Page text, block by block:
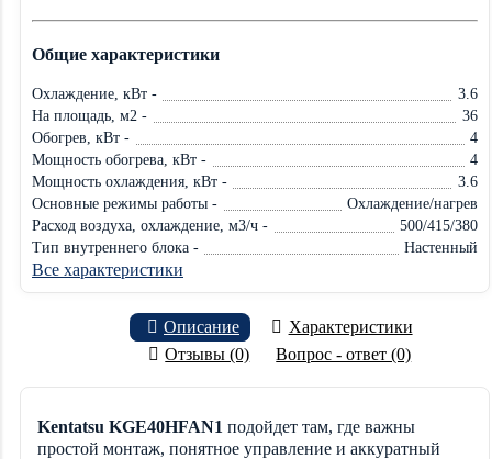
Общие характеристики
Охлаждение, кВт -
3.6
На площадь, м2 -
36
Обогрев, кВт -
4
Мощность обогрева, кВт -
4
Мощность охлаждения, кВт -
3.6
Основные режимы работы -
Охлаждение/нагрев
Расход воздуха, охлаждение, м3/ч -
500/415/380
Тип внутреннего блока -
Настенный
Все характеристики
Описание
Характеристики
Отзывы (0)
Вопрос - ответ (0)
Kentatsu KGE40HFAN1 подойдет там, где важны
простой монтаж, понятное управление и аккуратный